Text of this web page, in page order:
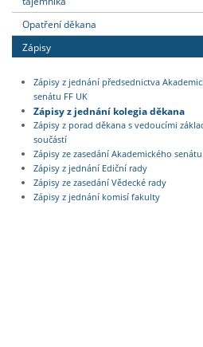
Opatření děkana
Zápisy
Zápisy z jednání předsednictva
senátu FF UK
Zápisy z jednání kolegia děkana
Zápisy z porad děkana s vedoucími
součástí
Zápisy ze zasedání Akademického senátu
Zápisy z jednání Ediční rady
Zápisy ze zasedání Vědecké rady
Zápisy z jednání komisí fakulty